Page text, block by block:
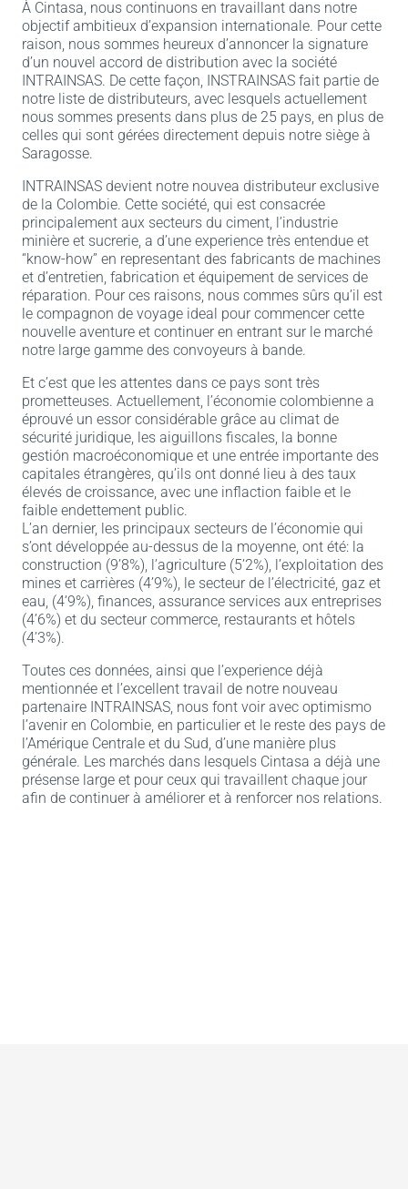
À Cintasa, nous continuons en travaillant dans notre
objectif ambitieux d’expansion internationale. Pour cette
raison, nous sommes heureux d’annoncer la signature
d’un nouvel accord de distribution avec la société
INTRAINSAS. De cette façon, INSTRAINSAS fait partie de
notre liste de distributeurs, avec lesquels actuellement
nous sommes presents dans plus de 25 pays, en plus de
celles qui sont gérées directement depuis notre siège à
Saragosse.
INTRAINSAS devient notre nouvea distributeur exclusive
de la Colombie. Cette société, qui est consacrée
principalement aux secteurs du ciment, l’industrie
minière et sucrerie, a d’une experience très entendue et
“know-how” en representant des fabricants de machines
et d’entretien, fabrication et équipement de services de
réparation. Pour ces raisons, nous commes sûrs qu’il est
le compagnon de voyage ideal pour commencer cette
nouvelle aventure et continuer en entrant sur le marché
notre large gamme des convoyeurs à bande.
Et c’est que les attentes dans ce pays sont très
prometteuses. Actuellement, l’économie colombienne a
éprouvé un essor considérable grâce au climat de
sécurité juridique, les aiguillons fiscales, la bonne
gestión macroéconomique et une entrée importante des
capitales étrangères, qu’ils ont donné lieu à des taux
élevés de croissance, avec une inflaction faible et le
faible endettement public.
L’an dernier, les principaux secteurs de l’économie qui
s’ont développée au-dessus de la moyenne, ont été: la
construction (9’8%), l’agriculture (5’2%), l’exploitation des
mines et carrières (4’9%), le secteur de l’électricité, gaz et
eau, (4’9%), finances, assurance services aux entreprises
(4’6%) et du secteur commerce, restaurants et hôtels
(4’3%).
Toutes ces données, ainsi que l’experience déjà
mentionnée et l’excellent travail de notre nouveau
partenaire INTRAINSAS, nous font voir avec optimismo
l’avenir en Colombie, en particulier et le reste des pays de
l’Amérique Centrale et du Sud, d’une manière plus
générale. Les marchés dans lesquels Cintasa a déjà une
présense large et pour ceux qui travaillent chaque jour
afin de continuer à améliorer et à renforcer nos relations.